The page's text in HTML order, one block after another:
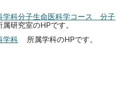
学科分子生命医科学コース
分子
研究室のHPです。
学科 所属学科のHPです。